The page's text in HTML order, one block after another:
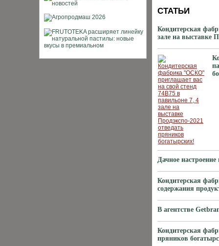
СТАТЬИ
Кондитерская
зале на выставке
Дачное
Кондитерская
содержания
В агентстве
Кондитерская
пряников